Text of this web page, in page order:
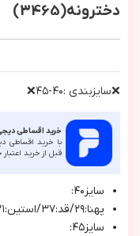
دخترونه(3465)
❌سايزبندي :٤٠-٤٥❌
خرید اقساطی
با خرید اقساطی
قبل از خرید
سايز٤٠:
پهنا:٢٩/قد:٣٧/استين:٣١/قدشلوار:٥٤
سايز٤٥: